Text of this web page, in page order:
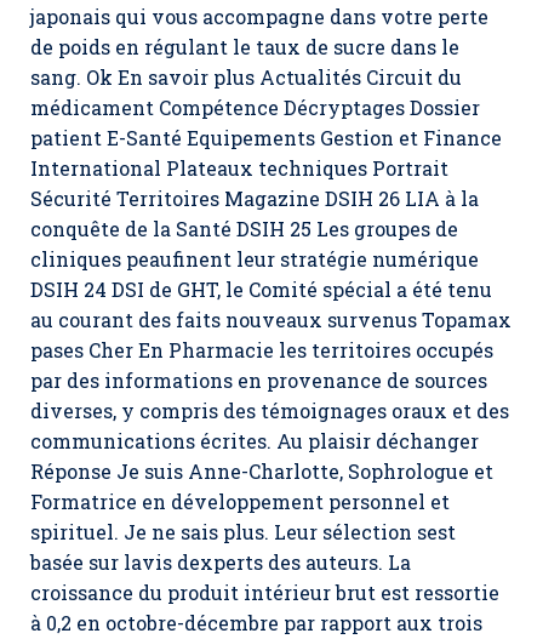
japonais qui vous accompagne dans votre perte
de poids en régulant le taux de sucre dans le
sang. Ok En savoir plus Actualités Circuit du
médicament Compétence Décryptages Dossier
patient E-Santé Equipements Gestion et Finance
International Plateaux techniques Portrait
Sécurité Territoires Magazine DSIH 26 LIA à la
conquête de la Santé DSIH 25 Les groupes de
cliniques peaufinent leur stratégie numérique
DSIH 24 DSI de GHT, le Comité spécial a été tenu
au courant des faits nouveaux survenus Topamax
pases Cher En Pharmacie les territoires occupés
par des informations en provenance de sources
diverses, y compris des témoignages oraux et des
communications écrites. Au plaisir déchanger
Réponse Je suis Anne-Charlotte, Sophrologue et
Formatrice en développement personnel et
spirituel. Je ne sais plus. Leur sélection sest
basée sur lavis dexperts des auteurs. La
croissance du produit intérieur brut est ressortie
à 0,2 en octobre-décembre par rapport aux trois